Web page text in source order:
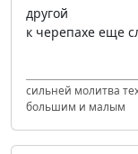
другой
к черепахе еще
сильней молитва
большим и малым